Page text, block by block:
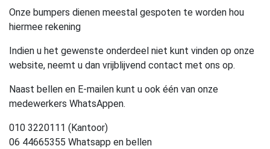
Onze bumpers dienen meestal gespoten te worden hou
hiermee rekening
Indien u het gewenste onderdeel niet kunt vinden op onze
website, neemt u dan vrijblijvend contact met ons op.
Naast bellen en E-mailen kunt u ook één van onze
medewerkers WhatsAppen.
010 3220111 (Kantoor)
06 44665355 Whatsapp en bellen